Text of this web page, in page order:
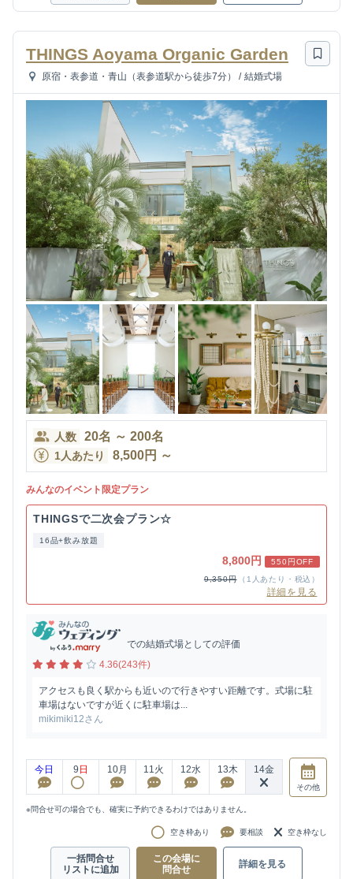
THINGS Aoyama Organic Garden
原宿・表参道・青山（表参道駅から徒歩7分） / 結婚式場
人数 20名 ～ 200名
1人あたり 8,500円 ～
みんなのイベント限定プラン
THINGSで二次会プラン☆
16品+飲み放題
8,800円
550円OFF
9,350円
（1人あたり・税込）
詳細を見る
での結婚式場としての評価
4.36(243件)
アクセスも良く駅からも近いので行きやすい距離です。式場に駐
車場はないですが近くに駐車場は...
mikimiki12さん
今日 9 日 10月 11火 12水 13木 14金
その他
※問合せ可の場合でも、確実に予約できるわけではありません。
空き枠あり 要相談 空き枠なし
一括問合せ
リストに追加
この会場に
問合せ
詳細を見る